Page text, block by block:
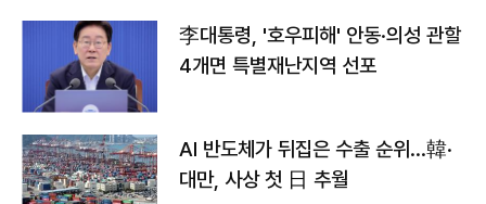
李대통령, '호우피해' 안동·의성 관할
4개면 특별재난지역 선포
AI 반도체가 뒤집은 수출 순위…韓·
대만, 사상 첫 日 추월